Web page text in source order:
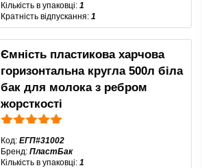
Кількість в упаковці: 1
Кратність відпускання: 1
Ємність пластикова харчова
горизонтальна кругла 500л біла
бак для молока з ребром
жорсткості
Код: ЕГП#31002
Бренд: ПластБак
Кількість в упаковці: 1